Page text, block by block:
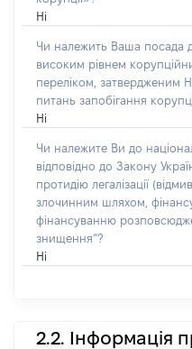
Ні
Чи належить Ваша посада
високим рівнем
переліком, затвердженим
питань запобігання
Ні
Чи належите Ви до
відповідно до Закону
протидію легалізації
злочинним шляхом,
фінансуванню
знищення”?
Ні
2.2. Інформація